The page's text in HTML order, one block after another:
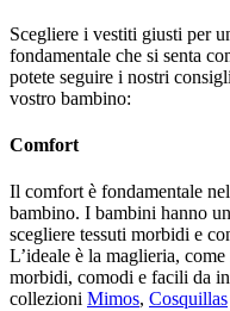
Scegliere i vestiti giusti per
fondamentale che si senta
potete seguire i nostri
vostro bambino:
Comfort
Il comfort è fondamentale
bambino. I bambini hanno
scegliere tessuti morbidi e
L’ideale è la maglieria,
morbidi, comodi e facili da
collezioni Mimos, Cosquillas